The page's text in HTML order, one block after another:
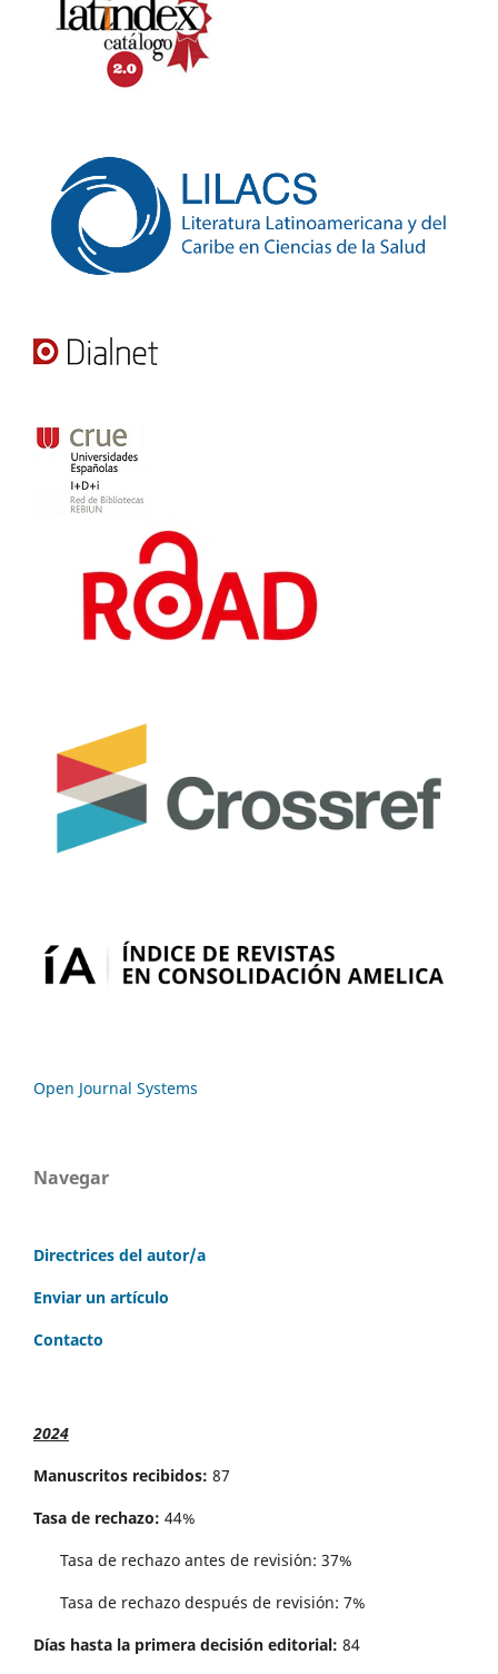
Open Journal Systems
Navegar
Directrices del autor/a
Enviar un artículo
Contacto
2024
Manuscritos recibidos: 87
Tasa de rechazo: 44%
Tasa de rechazo antes de revisi´on: 37%
Tasa de rechazo después de revisión: 7%
Días hasta la primera decisión editorial: 84